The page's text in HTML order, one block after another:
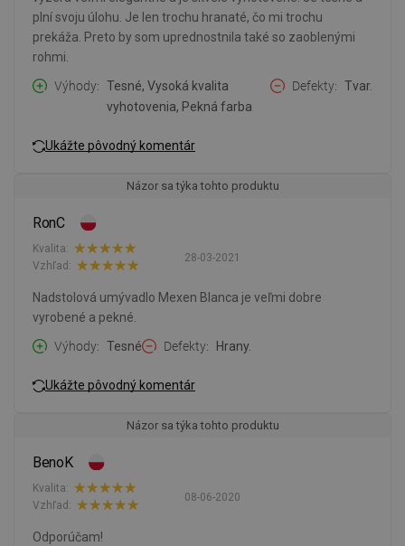
plní svoju úlohu. Je len trochu hranaté, čo mi trochu
prekáža. Preto by som uprednostnila také so zaoblenými
rohmi.
Výhody
Tesné, Vysoká kvalita
vyhotovenia, Pekná farba
Defekty Tvar.
Ukážte pôvodný komentár
Názor sa týka tohto produktu
RonC
28-03-2021
Kvalita:
Vzhľad:
Nadstolová umývadlo Mexen Blanca je veľmi dobre
vyrobené a pekné.
Výhody
Tesné Defekty Hrany.
Ukážte pôvodný komentár
Názor sa týka tohto produktu
BenoK
08-06-2020
Kvalita:
Vzhľad:
Odporúčam!